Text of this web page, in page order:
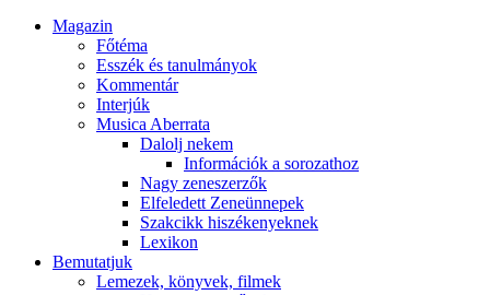
Magazin
Főtéma
Esszék és tanulmányok
Kommentár
Interjúk
Musica Aberrata
Dalolj nekem
Információk a sorozathoz
Nagy zeneszerzők
Elfeledett Zeneünnepek
Szakcikk hiszékenyeknek
Lexikon
Bemutatjuk
Lemezek, könyvek, filmek